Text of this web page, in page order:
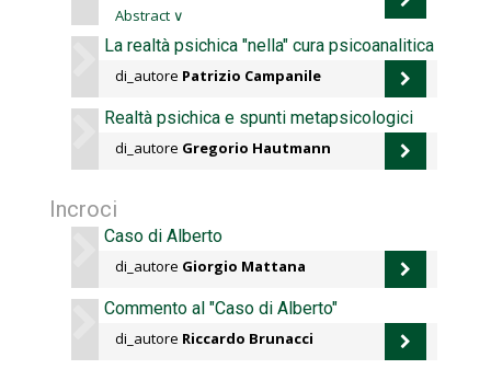
Abstract ∨
La realtà psichica "nella" cura psicoanalitica
di_autore Patrizio Campanile
Realtà psichica e spunti metapsicologici
di_autore Gregorio Hautmann
Incroci
Caso di Alberto
di_autore Giorgio Mattana
Commento al "Caso di Alberto"
di_autore Riccardo Brunacci